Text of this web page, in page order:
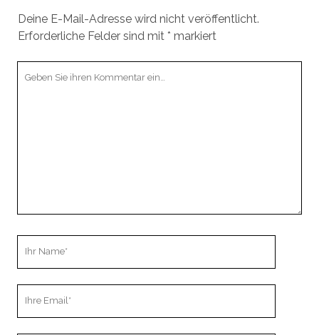
Deine E-Mail-Adresse wird nicht veröffentlicht.
Erforderliche Felder sind mit * markiert